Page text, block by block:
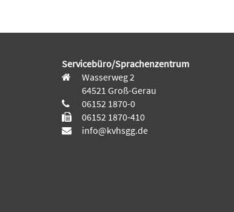
Servicebüro/Sprachenzentrum
Wasserweg 2
64521 Groß-Gerau
06152 1870-0
06152 1870-410
info@kvhsgg.de